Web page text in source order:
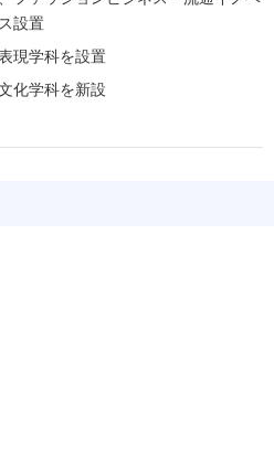
設置
現学科を設置
化学科を新設